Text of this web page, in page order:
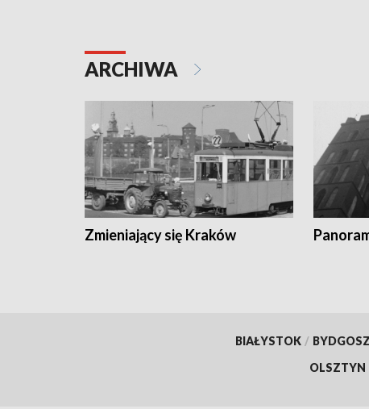
ARCHIWA
Zmieniający się Kraków
BIAŁYSTOK /
OLSZTYN